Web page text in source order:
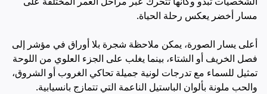
مسار أخضر يعكس رحلة الحياة.
أعلى يسار الصورة، يمكن ملاحظة شجرة بلا أوراق في مؤشر إلى
فصل الخريف أو الشتاء، بينما يغلب على الجزء العلوي من اللوحة
تمثيل للسماء مع تدرجات لونية جميلة تحاكي الغروب أو الشروق،
والحب ملونة بألوان الباستيل الناعمة التي تتمازج بانسيابية.